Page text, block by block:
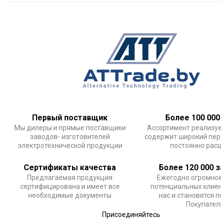
Первый поставщик
Мы дилеры и прямые поставщики
заводов- изготовителей
электротехнической продукции
Более 100
Ассортимент
содержит широкий
постоянно
Сертификаты качества
Предлагаемая продукция
сертифицирована и имеет все
необходимые документы
Более 120 000
Ежегодно
потенциальных
нас и становятся
Присоединяйтесь